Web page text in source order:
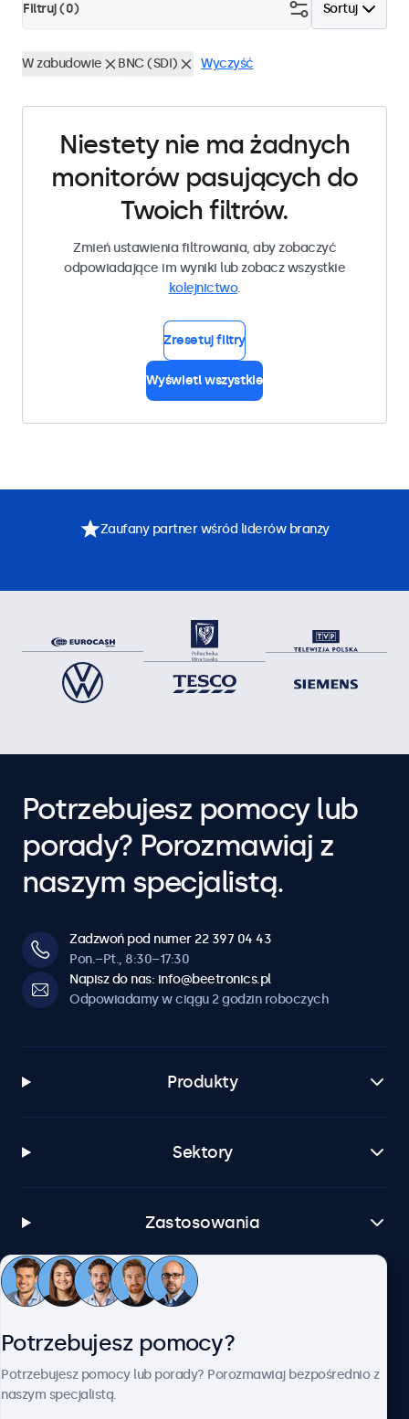
Sortuj
Filtruj (0)
W zabudowie BNC (SDI) Wyczyść
Niestety nie ma żadnych
monitorów pasujących do
Twoich filtrów.
Zmień ustawienia filtrowania, aby zobaczyć
odpowiadające im wyniki lub zobacz wszystkie
kolejnictwo.
Zresetuj filtry
Wyświetl wszystkie
Zaufany partner wśród liderów branży
Potrzebujesz pomocy lub
porady? Porozmawiaj z
naszym specjalistą.
Zadzwoń pod numer 22 397 04 43
Pon.–Pt., 8:30–17:30
Napisz do nas: info@beetronics.pl
Odpowiadamy w ciągu 2 godzin roboczych
Produkty
Sektory
Zastosowania
Obsługa klienta
Potrzebujesz pomocy?
Potrzebujesz pomocy lub porady? Porozmawiaj bezpośrednio z
naszym specjalistą.